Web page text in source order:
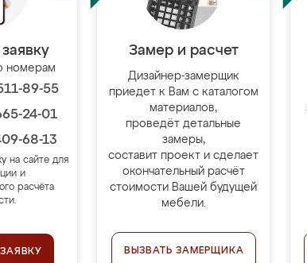
номерам
89-55
24-01
68-13
на сайте для
и
расчёта
Замер и расчет
Дизайнер-замерщик
приедет к Вам с каталогом
материалов,
проведёт детальные
замеры,
составит проект и сделает
окончательный расчёт
стоимости Вашей будущей
мебели.
ВЫЗВАТЬ ЗАМЕРЩИКА